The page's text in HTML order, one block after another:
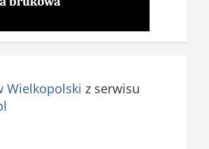
Wielkopolski z serwisu